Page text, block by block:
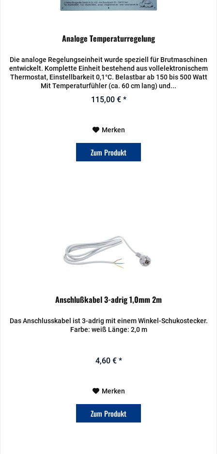
Analoge Temperaturregelung
Die analoge Regelungseinheit wurde speziell für Brutmaschinen
entwickelt. Komplette Einheit bestehend aus vollelektronischem
Thermostat, Einstellbarkeit 0,1°C. Belastbar ab 150 bis 500 Watt
Mit Temperaturfühler (ca. 60 cm lang) und...
115,00 € *
Merken
Zum Produkt
Anschlußkabel 3-adrig 1,0mm 2m
Das Anschlusskabel ist 3-adrig mit einem Winkel-Schukostecker.
Farbe: weiß Länge: 2,0 m
4,60 € *
Merken
Zum Produkt